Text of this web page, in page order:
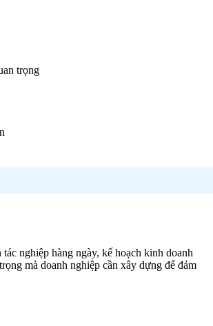
trọng
nghiệp hàng ngày, kế hoạch kinh doanh
mà doanh nghiệp cần xây dựng để đảm